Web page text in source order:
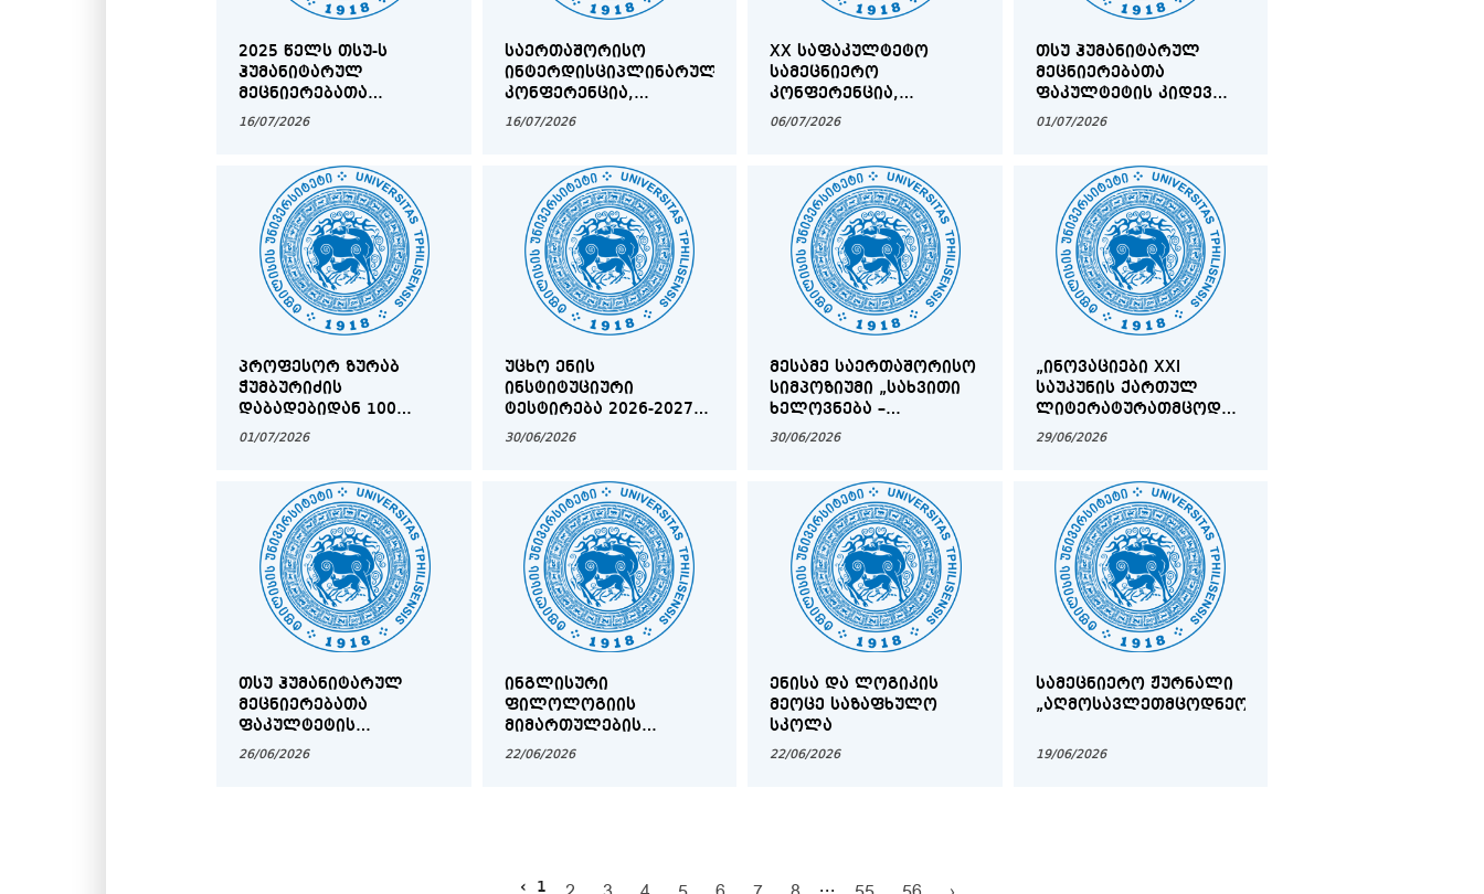
2025 ᲬᲔᲚᲡ ᲗᲡᲣ-Ს
ᲰᲣᲛᲐᲜᲘᲢᲐᲠᲣᲚ
ᲛᲔᲪᲜᲘᲔᲠᲔᲑᲐᲗᲐ
ᲤᲐᲙᲣᲚᲢᲔᲢᲖᲔ
16/07/2026
ᲡᲐᲔᲠᲗᲐᲨᲝᲠᲘᲡᲝ
ᲘᲜᲢᲔᲠᲓᲘᲡᲪᲘᲞᲚᲘᲜᲐᲠᲣᲚᲘ
ᲙᲝᲜᲤᲔᲠᲔᲜᲪᲘᲐ,
ᲔᲫᲦᲕᲜᲔᲑᲐ
ᲓᲝᲥᲢᲝᲠᲘᲡ,
ᲐᲙᲐᲓᲔᲛᲘᲙᲝᲡᲘᲡ ᲓᲐ
ᲡᲐᲖᲝᲒᲐᲓᲝ ᲛᲝᲦᲕᲐᲬᲘᲡ
ᲨᲐᲚᲕᲐ ᲮᲘᲓᲐᲨᲔᲚᲘᲡ
ᲓᲐᲑᲐᲓᲔᲑᲘᲓᲐᲜ 115
ᲬᲚᲘᲡᲗᲐᲕᲡ
16/07/2026
XX ᲡᲐᲤᲐᲙᲣᲚᲢᲔᲢᲝ
ᲡᲐᲛᲔᲪᲜᲘᲔᲠᲝ
ᲙᲝᲜᲤᲔᲠᲔᲜᲪᲘᲐ,
ᲛᲘᲫᲦᲕᲜᲘᲚᲘ ᲞᲠᲝᲤᲔᲡᲝᲠ
ᲬᲚᲘᲡᲗᲐᲕᲘᲡᲐᲓᲛᲘ
06/07/2026
ᲗᲡᲣ ᲰᲣᲛᲐᲜᲘᲢᲐᲠᲣᲚ
ᲛᲔᲪᲜᲘᲔᲠᲔᲑᲐᲗᲐ
ᲤᲐᲙᲣᲚᲢᲔᲢᲘᲡ ᲙᲘᲓᲔᲕ
ᲔᲠᲗᲘ ᲡᲐᲛᲔᲪᲜᲘᲔᲠᲝ
01/07/2026
ᲞᲠᲝᲤᲔᲡᲝᲠ ᲖᲣᲠᲐᲑ
ᲭᲣᲛᲑᲣᲠᲘᲫᲘᲡ
ᲓᲐᲑᲐᲓᲔᲑᲘᲓᲐᲜ 100
ᲬᲚᲘᲡᲗᲐᲕᲘᲡᲐᲓᲛᲘ
ᲡᲐᲛᲔᲪᲜᲘᲔᲠᲝ
ᲙᲝᲜᲤᲔᲠᲔᲜᲪᲘᲐ
01/07/2026
ᲣᲪᲮᲝ ᲔᲜᲘᲡ
ᲘᲜᲡᲢᲘᲢᲣᲪᲘᲣᲠᲘ
ᲢᲔᲡᲢᲘᲠᲔᲑᲐ 2026-2027
ᲡᲐᲡᲬᲐᲕᲚᲝ ᲬᲚᲘᲡ
ᲓᲐᲒᲔᲒᲛᲘᲚ ᲗᲡᲣ-Ს
ᲒᲐᲪᲕᲚᲘᲗ ᲓᲐ
ᲛᲝᲑᲘᲚᲝᲑᲘᲡ
ᲞᲠᲝᲒᲠᲐᲛᲔᲑᲨᲘ
ᲛᲝᲜᲐᲬᲘᲚᲔᲝᲑᲘᲡ
ᲛᲡᲣᲠᲕᲔᲚᲘ
ᲡᲢᲣᲓᲔᲜᲢᲔᲑᲘᲡᲐᲗᲕᲘᲡ
30/06/2026
ᲛᲔᲡᲐᲛᲔ ᲡᲐᲔᲠᲗᲐᲨᲝᲠᲘᲡᲝ
ᲡᲘᲛᲞᲝᲖᲘᲣᲛᲘ „ᲡᲐᲮᲕᲘᲗᲘ
ᲮᲔᲚᲝᲕᲜᲔᲑᲐ –
ᲢᲠᲐᲓᲘᲪᲘᲐ,
30/06/2026
„ᲘᲜᲝᲕᲐᲪᲘᲔᲑᲘ XXI
ᲡᲐᲣᲙᲣᲜᲘᲡ ᲥᲐᲠᲗᲣᲚ
ᲚᲘᲢᲔᲠᲐᲢᲣᲠᲐᲗᲛᲪᲝᲓᲜᲔᲝᲑᲐᲨᲘ“
(IX)
29/06/2026
ᲗᲡᲣ ᲰᲣᲛᲐᲜᲘᲢᲐᲠᲣᲚ
ᲛᲔᲪᲜᲘᲔᲠᲔᲑᲐᲗᲐ
ᲤᲐᲙᲣᲚᲢᲔᲢᲘᲡ
ᲙᲚᲐᲡᲘᲙᲣᲠᲘ
26/06/2026
ᲘᲜᲒᲚᲘᲡᲣᲠᲘ
ᲤᲘᲚᲝᲚᲝᲒᲘᲘᲡ
ᲛᲘᲛᲐᲠᲗᲣᲚᲔᲑᲘᲡ
ᲡᲢᲣᲓᲔᲜᲢᲗᲐ
22/06/2026
ᲔᲜᲘᲡᲐ ᲓᲐ ᲚᲝᲒᲘᲙᲘᲡ
ᲛᲔᲝᲪᲔ ᲡᲐᲖᲐᲤᲮᲣᲚᲝ
ᲡᲙᲝᲚᲐ
22/06/2026
ᲡᲐᲛᲔᲪᲜᲘᲔᲠᲝ ᲟᲣᲠᲜᲐᲚᲘ
„ᲐᲦᲛᲝᲡᲐᲕᲚᲔᲗᲛᲪᲝᲓᲜᲔᲝᲑᲐ“
19/06/2026
‹ 1 ...